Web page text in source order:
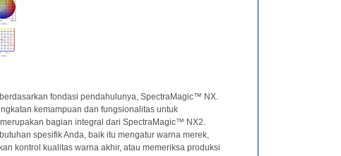
fondasi pendahulunya, SpectraMagic™ NX.
kemampuan dan fungsionalitas untuk
bagian integral dari SpectraMagic™ NX2.
spesifik Anda, baik itu mengatur warna merek,
kontrol kualitas warna akhir, atau memeriksa produksi